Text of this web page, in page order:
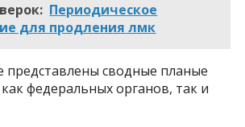
Периодическое
для продления лмк
представлены сводные планые
федеральных органов, так и